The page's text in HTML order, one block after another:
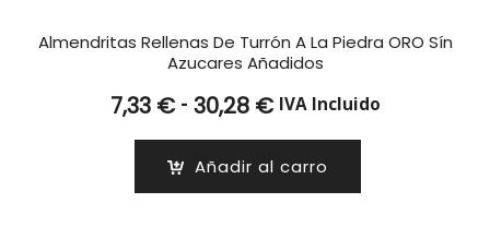
Almendritas Rellenas De Turrón A La Piedra ORO Sín
Azucares Añadidos
7,33 € - 30,28 €Rango
precios:
desde
IVA Incluido
Añadir al carro